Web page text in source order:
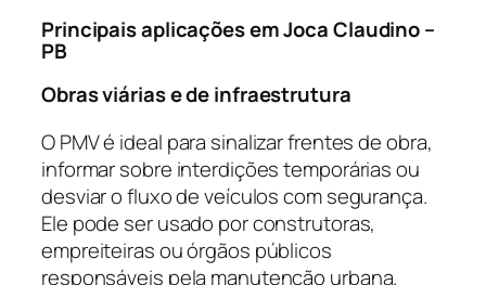
Principais aplicações em Joca Claudino –
PB
Obras viárias e de infraestrutura
O PMV é ideal para sinalizar frentes de obra,
informar sobre interdições temporárias ou
desviar o fluxo de veículos com segurança.
Ele pode ser usado por construtoras,
empreiteiras ou órgãos públicos
responsáveis pela manutenção urbana.